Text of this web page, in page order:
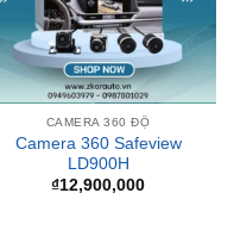
CAMERA 360 ĐỘ
Camera 360 Safeview
LD900H
₫12,900,000